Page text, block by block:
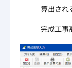
算出される
完成工事高